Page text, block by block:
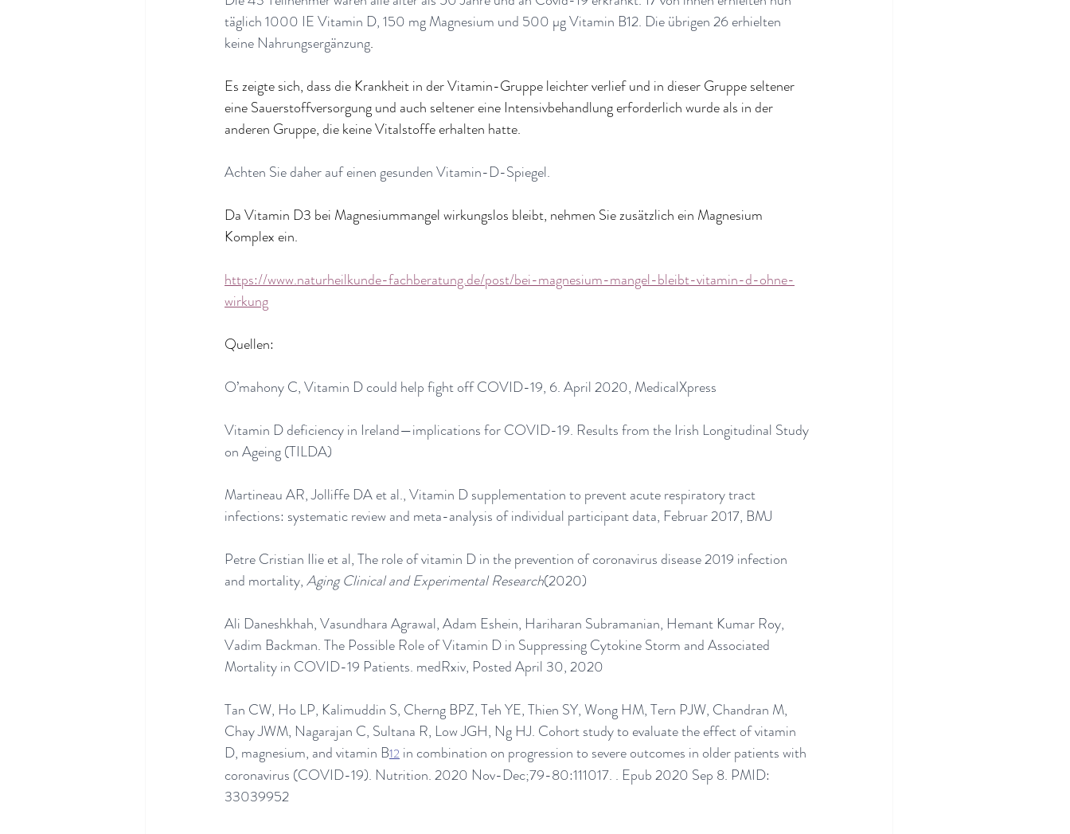
täglich 1000 IE Vitamin D, 150 mg Magnesium und 500 µg Vitamin B12. Die übrigen 26 erhielten
keine Nahrungsergänzung.
Es zeigte sich, dass die Krankheit in der Vitamin-Gruppe leichter verlief und in dieser Gruppe seltener
eine Sauerstoffversorgung und auch seltener eine Intensivbehandlung erforderlich wurde als in der
anderen Gruppe, die keine Vitalstoffe erhalten hatte.
Achten Sie daher auf einen gesunden Vitamin-D-Spiegel.
Da Vitamin D3 bei Magnesiummangel wirkungslos bleibt, nehmen Sie zusätzlich ein Magnesium
Komplex ein.
https://www.naturheilkunde-fachberatung.de/post/bei-magnesium-mangel-bleibt-vitamin-d-ohne-
wirkung
Quellen:
O’mahony C, Vitamin D could help fight off COVID-19, 6. April 2020, MedicalXpress
Vitamin D deficiency in Ireland—implications for COVID-19. Results from the Irish Longitudinal Study
on Ageing (TILDA)
Martineau AR, Jolliffe DA et al., Vitamin D supplementation to prevent acute respiratory tract
infections: systematic review and meta-analysis of individual participant data, Februar 2017, BMJ
Petre Cristian Ilie et al, The role of vitamin D in the prevention of coronavirus disease 2019 infection
and mortality, Aging Clinical and Experimental Research(2020)
Ali Daneshkhah, Vasundhara Agrawal, Adam Eshein, Hariharan Subramanian, Hemant Kumar Roy,
Vadim Backman. The Possible Role of Vitamin D in Suppressing Cytokine Storm and Associated
Mortality in COVID-19 Patients. medRxiv, Posted April 30, 2020
Tan CW, Ho LP, Kalimuddin S, Cherng BPZ, Teh YE, Thien SY, Wong HM, Tern PJW, Chandran M,
Chay JWM, Nagarajan C, Sultana R, Low JGH, Ng HJ. Cohort study to evaluate the effect of vitamin
D, magnesium, and vitamin B12 in combination on progression to severe outcomes in older patients with
coronavirus (COVID-19). Nutrition. 2020 Nov-Dec;79-80:111017. . Epub 2020 Sep 8. PMID:
33039952